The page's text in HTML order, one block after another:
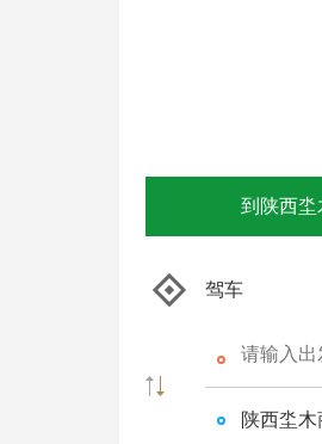
到陕西坔
驾车
陕西坔木